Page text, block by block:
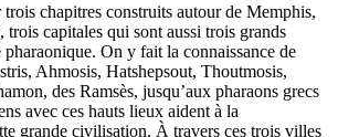
trois chapitres construits autour de Memphis,
trois capitales qui sont aussi trois grands
pharaonique. On y fait la connaissance de
Ahmosis, Hatshepsout, Thoutmosis,
des Ramsès, jusqu’aux pharaons grecs
avec ces hauts lieux aident à la
grande civilisation. À travers ces trois villes